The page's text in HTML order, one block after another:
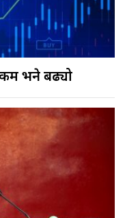
भने बढ्यो